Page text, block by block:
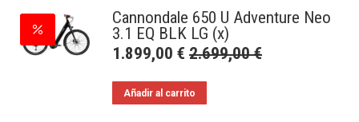
Cannondale 650 U Adventure Neo
3.1 EQ BLK LG (x)
1.899,00 € 2.699,00€
Añadir al carrito